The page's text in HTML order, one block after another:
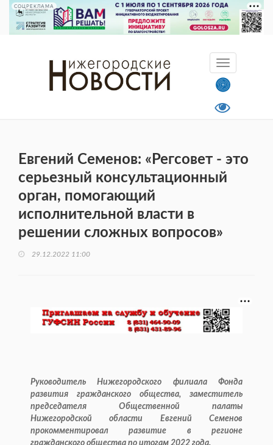
СОЦРЕКЛАМА
Евгений Семенов: «Регсовет - это
серьезный консультационный
орган, помогающий
исполнительной власти в
решении сложных вопросов»
29.12.2022 11:00
Руководитель Нижегородского филиала Фонда
развития гражданского общества, заместитель
председателя Общественной палаты
Нижегородской области Евгений Семенов
прокомментировал развитие в регионе